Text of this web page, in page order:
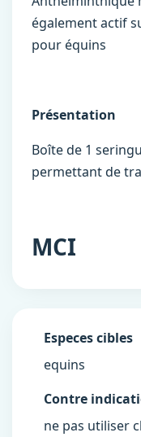
également actif
pour équins
Présentation
Boîte de 1
permettant de
MCI
Especes cibles
equins
Contre
ne pas utiliser